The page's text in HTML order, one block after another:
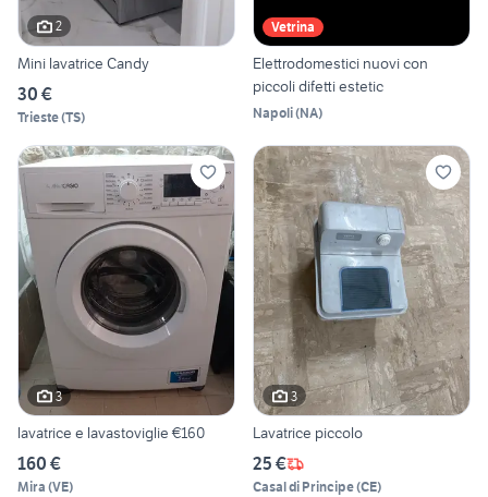
2
Mini lavatrice Candy
30 €
Trieste(TS)
Vetrina
Elettrodomestici nuovi con
piccoli difetti estetic
Napoli(NA)
3
lavatrice e lavastoviglie €160
160 €
Mira (VE)
3
Lavatrice piccolo
25 €
Casal di Principe(CE)